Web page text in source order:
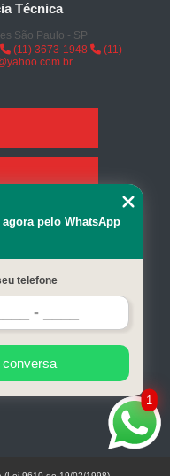
Técnica
São Paulo - SP
(11) 3673-1948
(11)
1
agora pelo WhatsApp
telefone
conversa